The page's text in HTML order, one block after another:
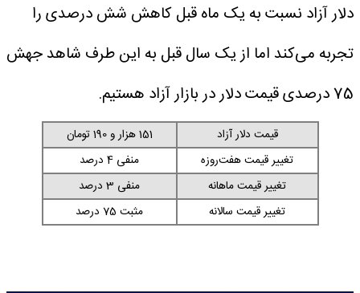
دلار آزاد نسبت به یک ماه قبل کاهش شش درصدی را
تجربه می‌کند اما از یک سال قبل به این طرف شاهد جهش
75 درصدی قیمت دلار در بازار آزاد هستیم.
قیمت دلار آزاد
151 هزار و 190 تومان
تغییر قیمت هفت‌روزه
منفی 4 درصد
تغییر قیمت ماهانه
منفی 3 درصد
تغییر قیمت سالانه
مثبت 75 درصد